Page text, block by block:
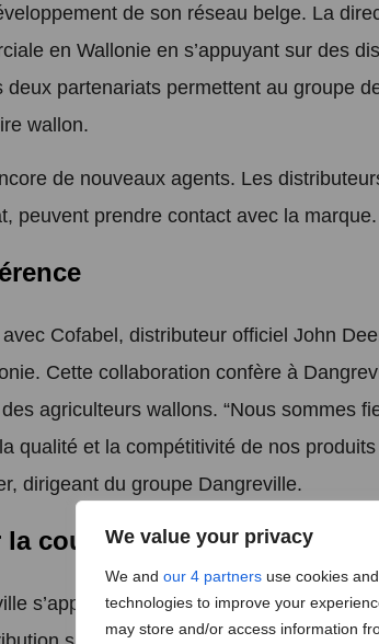
We value your privacy
We and our 4 partners use cookies
technologies to improve your
may store and/or access information
de son réseau belge. La
en Wallonie en s’appuyant sur des
partenariats permettent au groupe
wallon.
de nouveaux agents. Les
peuvent prendre contact avec la marque.
Cofabel, distributeur officiel John
Cette collaboration confère à
agriculteurs wallons. “Nous sommes
qualité et la compétitivité de nos
dirigeant du groupe Dangreville.
couverture wallonne
s’appuie également sur les